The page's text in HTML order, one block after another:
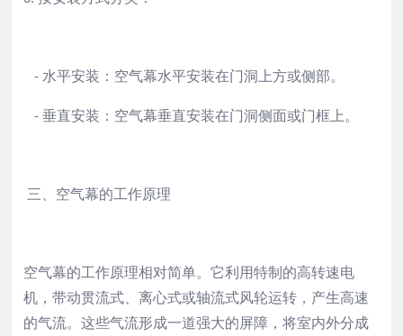
-水平安装：空气幕水平安装在门洞上方或侧部。
-垂直安装：空气幕垂直安装在门洞侧面或门框上。
三、空气幕的工作原理
空气幕的工作原理相对简单。它利用特制的高转速电
机，带动贯流式、离心式或轴流式风轮运转，产生高速
的气流。这些气流形成一道强大的屏障，将室内外分成